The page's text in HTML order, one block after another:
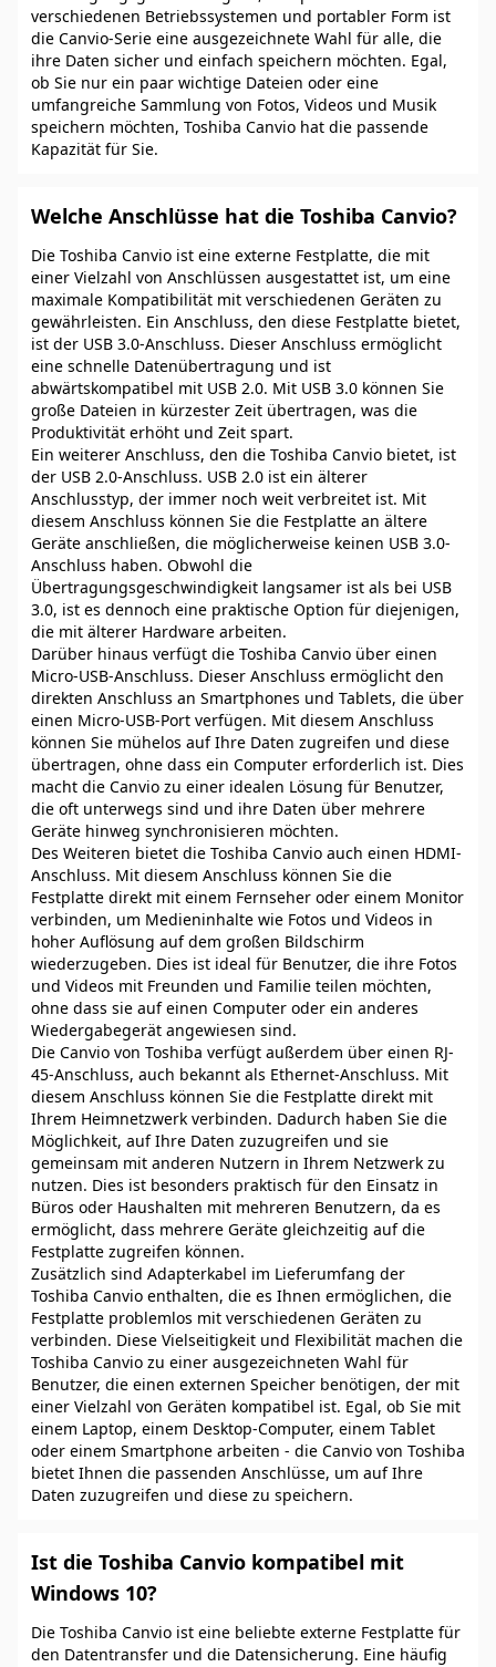
verschiedenen Betriebssystemen und portabler Form ist
die Canvio-Serie eine ausgezeichnete Wahl für alle, die
ihre Daten sicher und einfach speichern möchten. Egal,
ob Sie nur ein paar wichtige Dateien oder eine
umfangreiche Sammlung von Fotos, Videos und Musik
speichern möchten, Toshiba Canvio hat die passende
Kapazität für Sie.
Welche Anschlüsse hat die Toshiba Canvio?
Die Toshiba Canvio ist eine externe Festplatte, die mit
einer Vielzahl von Anschlüssen ausgestattet ist, um eine
maximale Kompatibilität mit verschiedenen Geräten zu
gewährleisten. Ein Anschluss, den diese Festplatte bietet,
ist der USB 3.0-Anschluss. Dieser Anschluss ermöglicht
eine schnelle Datenübertragung und ist
abwärtskompatibel mit USB 2.0. Mit USB 3.0 können Sie
große Dateien in kürzester Zeit übertragen, was die
Produktivität erhöht und Zeit spart.
Ein weiterer Anschluss, den die Toshiba Canvio bietet, ist
der USB 2.0-Anschluss. USB 2.0 ist ein älterer
Anschlusstyp, der immer noch weit verbreitet ist. Mit
diesem Anschluss können Sie die Festplatte an ältere
Geräte anschließen, die möglicherweise keinen USB 3.0-
Anschluss haben. Obwohl die
Übertragungsgeschwindigkeit langsamer ist als bei USB
3.0, ist es dennoch eine praktische Option für diejenigen,
die mit älterer Hardware arbeiten.
Darüber hinaus verfügt die Toshiba Canvio über einen
Micro-USB-Anschluss. Dieser Anschluss ermöglicht den
direkten Anschluss an Smartphones und Tablets, die über
einen Micro-USB-Port verfügen. Mit diesem Anschluss
können Sie mühelos auf Ihre Daten zugreifen und diese
übertragen, ohne dass ein Computer erforderlich ist. Dies
macht die Canvio zu einer idealen Lösung für Benutzer,
die oft unterwegs sind und ihre Daten über mehrere
Geräte hinweg synchronisieren möchten.
Des Weiteren bietet die Toshiba Canvio auch einen HDMI-
Anschluss. Mit diesem Anschluss können Sie die
Festplatte direkt mit einem Fernseher oder einem Monitor
verbinden, um Medieninhalte wie Fotos und Videos in
hoher Auflösung auf dem großen Bildschirm
wiederzugeben. Dies ist ideal für Benutzer, die ihre Fotos
und Videos mit Freunden und Familie teilen möchten,
ohne dass sie auf einen Computer oder ein anderes
Wiedergabegerät angewiesen sind.
Die Canvio von Toshiba verfügt außerdem über einen RJ-
45-Anschluss, auch bekannt als Ethernet-Anschluss. Mit
diesem Anschluss können Sie die Festplatte direkt mit
Ihrem Heimnetzwerk verbinden. Dadurch haben Sie die
Möglichkeit, auf Ihre Daten zuzugreifen und sie
gemeinsam mit anderen Nutzern in Ihrem Netzwerk zu
nutzen. Dies ist besonders praktisch für den Einsatz in
Büros oder Haushalten mit mehreren Benutzern, da es
ermöglicht, dass mehrere Geräte gleichzeitig auf die
Festplatte zugreifen können.
Zusätzlich sind Adapterkabel im Lieferumfang der
Toshiba Canvio enthalten, die es Ihnen ermöglichen, die
Festplatte problemlos mit verschiedenen Geräten zu
verbinden. Diese Vielseitigkeit und Flexibilität machen die
Toshiba Canvio zu einer ausgezeichneten Wahl für
Benutzer, die einen externen Speicher benötigen, der mit
einer Vielzahl von Geräten kompatibel ist. Egal, ob Sie mit
einem Laptop, einem Desktop-Computer, einem Tablet
oder einem Smartphone arbeiten - die Canvio von Toshiba
bietet Ihnen die passenden Anschlüsse, um auf Ihre
Daten zuzugreifen und diese zu speichern.
Ist die Toshiba Canvio kompatibel mit
Windows 10?
Die Toshiba Canvio ist eine beliebte externe Festplatte für
den Datentransfer und die Datensicherung. Eine häufig